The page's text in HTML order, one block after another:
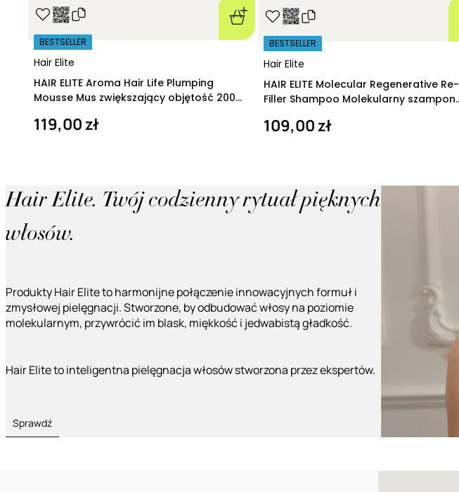
Hair Elite
BESTSELLER
HAIR ELITE Aroma Hair Life Plumping
Mousse Mus zwiększający objętość 200
119,00 zł
Hair Elite
BESTSELLER
HAIR ELITE Molecular Regenerative Re-
Filler Shampoo Molekularny szampon
109,00 zł
Hair Elite. Twój codzienny rytuał pięknych
włosów.
Produkty Hair Elite to harmonijne połączenie innowacyjnych formuł i
zmysłowej pielęgnacji. Stworzone, by odbudować włosy na poziomie
molekularnym, przywrócić im blask, miękkość i jedwabistą gładkość.
Hair Elite to inteligentna pielęgnacja włosów stworzona przez ekspertów.
Sprawdź